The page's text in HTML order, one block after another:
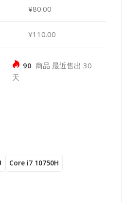
¥80.00
¥110.00
90 商品 最近售出 30
天
Core i7 10750H